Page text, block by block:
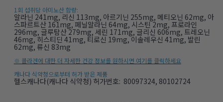
1회 섭취당 아미노산 함량:
알라닌 241mg, 리신 113mg, 아르기닌 255mg, 메티오닌 62mg, 아
스파르트산 161mg, 페닐알라닌 64mg, 시스틴 2mg, 프로라인
296mg, 글루탐산 279mg, 세린 171mg, 글리신 606mg, 트레오닌
46mg, 히스티딘 41mg, 티로신 19mg, 이솔레우신 41mg, 발린
62mg, 류신 83mg
※ 콜라겐에 대한 더 자세한 건강 정보를 원하시면 여기를 클릭하세요
캐나다 식약청으로부터 허가 받은 제품
헬스캐나다(캐나다 식약청) 허가번호: 80097324, 80102724